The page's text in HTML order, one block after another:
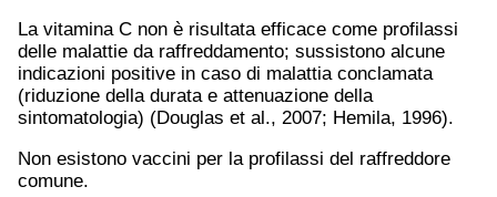
La vitamina C non è risultata efficace come profilassi
delle malattie da raffreddamento; sussistono alcune
indicazioni positive in caso di malattia conclamata
(riduzione della durata e attenuazione della
sintomatologia) (Douglas et al., 2007; Hemila, 1996).
Non esistono vaccini per la profilassi del raffreddore
comune.